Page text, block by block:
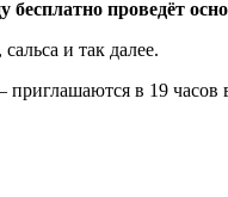
проведёт
и так далее.
в 19